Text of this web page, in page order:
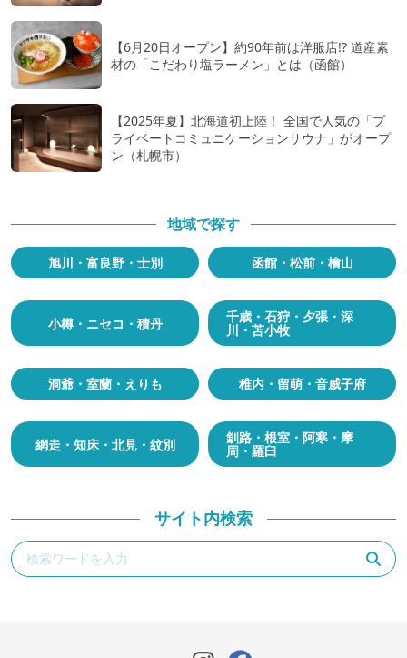
【6月20日オープン】約90年前は洋服店!? 道産素
材の「こだわり塩ラーメン」とは（函館）
【2025年夏】北海道初上陸！ 全国で人気の「プ
ライベートコミュニケーションサウナ」がオープ
ン（札幌市）
地域で探す
旭川・富良野・士別 函館・松前・檜山
小樽・ニセコ・積丹 千歳・石狩・夕張・深
川・苫小牧
洞爺・室蘭・えりも 稚内・留萌・音威子府
網走・知床・北見・紋別 釧路・根室・阿寒・摩
周・羅臼
サイト内検索